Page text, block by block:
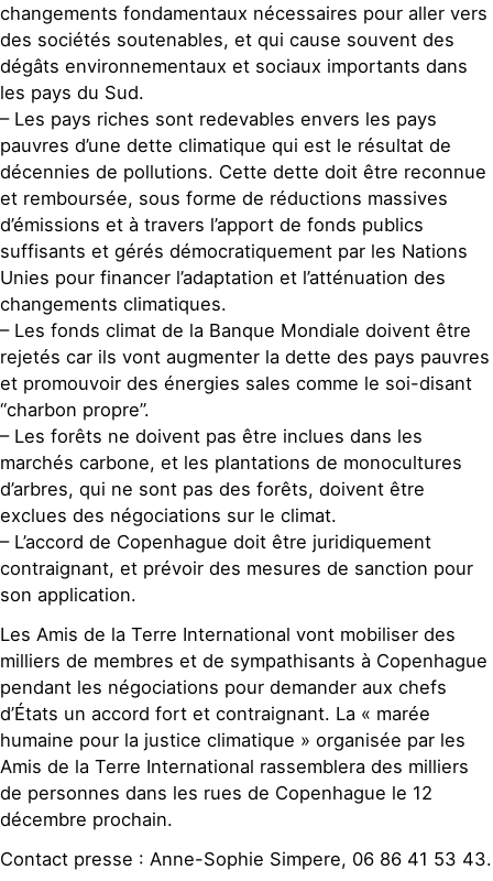
changements fondamentaux nécessaires pour aller vers
des sociétés soutenables, et qui cause souvent des
dégâts environnementaux et sociaux importants dans
les pays du Sud.
– Les pays riches sont redevables envers les pays
pauvres d’une dette climatique qui est le résultat de
décennies de pollutions. Cette dette doit être reconnue
et remboursée, sous forme de réductions massives
d’émissions et à travers l’apport de fonds publics
suffisants et gérés démocratiquement par les Nations
Unies pour financer l’adaptation et l’atténuation des
changements climatiques.
– Les fonds climat de la Banque Mondiale doivent être
rejetés car ils vont augmenter la dette des pays pauvres
et promouvoir des énergies sales comme le soi-disant
“charbon propre”.
– Les forêts ne doivent pas être inclues dans les
marchés carbone, et les plantations de monocultures
d’arbres, qui ne sont pas des forêts, doivent être
exclues des négociations sur le climat.
– L’accord de Copenhague doit être juridiquement
contraignant, et prévoir des mesures de sanction pour
son application.
Les Amis de la Terre International vont mobiliser des
milliers de membres et de sympathisants à Copenhague
pendant les négociations pour demander aux chefs
d’États un accord fort et contraignant. La « marée
humaine pour la justice climatique » organisée par les
Amis de la Terre International rassemblera des milliers
de personnes dans les rues de Copenhague le 12
décembre prochain.
Contact presse : Anne-Sophie Simpere, 06 86 41 53 43.